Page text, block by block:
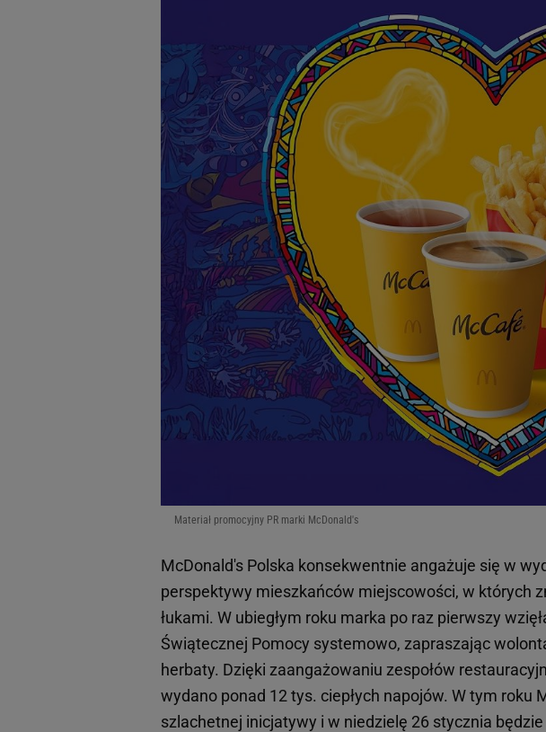
Materiał promocyjny PR marki McDonald's
McDonald's Polska konsekwentnie angażuje się w
perspektywy mieszkańców miejscowości, w których
łukami. W ubiegłym roku marka po raz pierwszy
Świątecznej Pomocy systemowo, zapraszając
herbaty. Dzięki zaangażowaniu zespołów
wydano ponad 12 tys. ciepłych napojów. W tym roku
szlachetnej inicjatywy i w niedzielę 26 stycznia